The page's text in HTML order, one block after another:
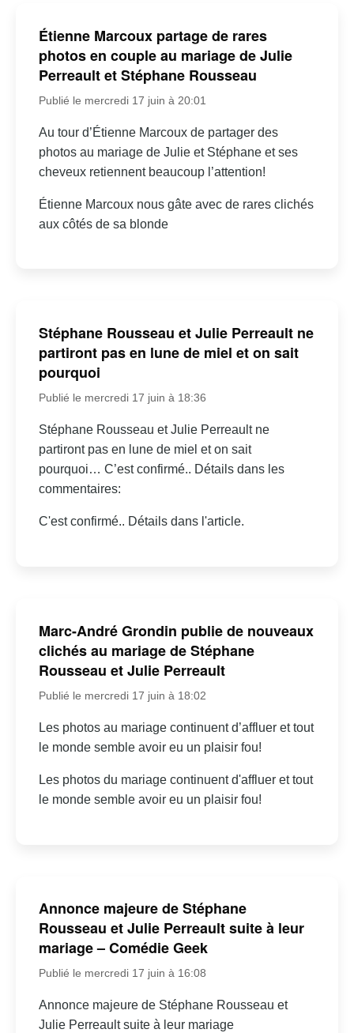
Étienne Marcoux partage de rares
photos en couple au mariage de Julie
Perreault et Stéphane Rousseau
Publié le mercredi 17 juin à 20:01
Au tour d’Étienne Marcoux de partager des
photos au mariage de Julie et Stéphane et ses
cheveux retiennent beaucoup l’attention!
Étienne Marcoux nous gâte avec de rares clichés
aux côtés de sa blonde
Stéphane Rousseau et Julie Perreault ne
partiront pas en lune de miel et on sait
pourquoi
Publié le mercredi 17 juin à 18:36
Stéphane Rousseau et Julie Perreault ne
partiront pas en lune de miel et on sait
pourquoi… C’est confirmé.. Détails dans les
commentaires:
C'est confirmé.. Détails dans l'article.
Marc-André Grondin publie de nouveaux
clichés au mariage de Stéphane
Rousseau et Julie Perreault
Publié le mercredi 17 juin à 18:02
Les photos au mariage continuent d’affluer et tout
le monde semble avoir eu un plaisir fou!
Les photos du mariage continuent d'affluer et tout
le monde semble avoir eu un plaisir fou!
Annonce majeure de Stéphane
Rousseau et Julie Perreault suite à leur
mariage – Comédie Geek
Publié le mercredi 17 juin à 16:08
Annonce majeure de Stéphane Rousseau et
Julie Perreault suite à leur mariage